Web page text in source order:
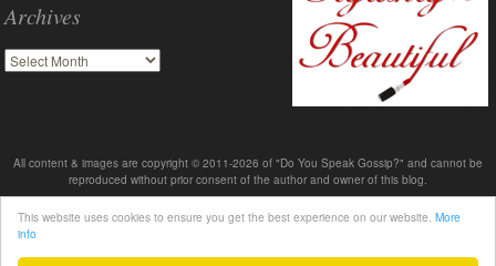
This website uses cookies to ensure you get the best experience on our website. More
info
Archives
All content & images are copyright © 2011-2026 of "Do You Speak Gossip?" and cannot be
reproduced without prior consent of the author and owner of this blog.